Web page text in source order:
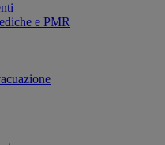
e PMR